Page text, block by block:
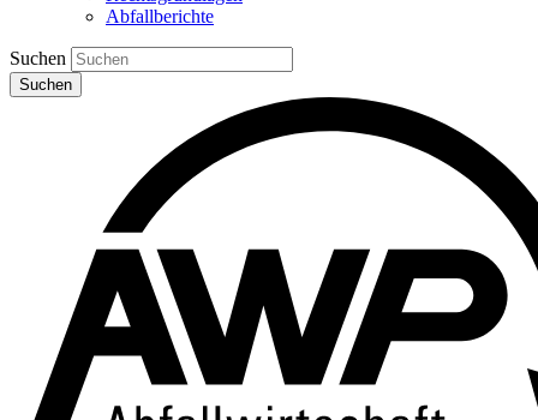
Abfallberichte
Suchen
Suchen